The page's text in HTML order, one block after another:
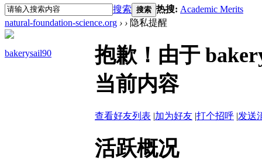
搜索 搜索 热搜: Academic Merits
natural-foundation-science.org › › 隐私提醒
bakerysail90
抱歉！由于
当前内容
查看好友列表 |加为好友 |打个招呼 |发送
活跃概况